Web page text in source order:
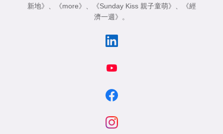
新地》 、 《more》 、 《Sunday Kiss 親子童萌》 、
《經
濟一週》 。